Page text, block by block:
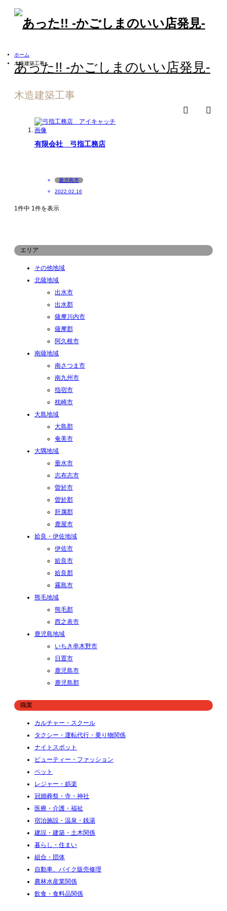
あった!! -かごしまのいい店発見-
ホーム
木造建築工事
木造建築工事
有限会社 弓指工務店
鹿児島市
2022.02.16
1件中 1件を表示
エリア
その他地域
北薩地域
出水市
出水郡
薩摩川内市
薩摩郡
阿久根市
南薩地域
南さつま市
南九州市
指宿市
枕崎市
大島地域
大島郡
奄美市
大隅地域
垂水市
志布志市
曽於市
曽於郡
肝属郡
鹿屋市
姶良・伊佐地域
伊佐市
姶良市
姶良郡
霧島市
熊毛地域
熊毛郡
西之表市
鹿児島地域
いちき串木野市
日置市
鹿児島市
鹿児島郡
職業
カルチャー・スクール
タクシー・運転代行・乗り物関係
ナイトスポット
ビューティー・ファッション
ペット
レジャー・娯楽
冠婚葬祭・寺・神社
医療・介護・福祉
宿泊施設・温泉・銭湯
建設・建築・土木関係
暮らし・住まい
組合・団体
自動車、バイク販売修理
農林水産業関係
飲食・食料品関係